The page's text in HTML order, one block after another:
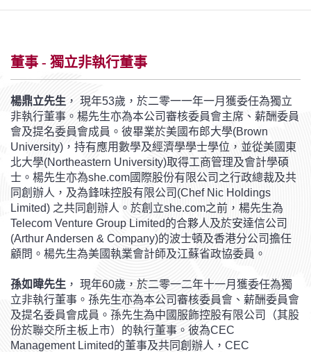
董事 - 獨立非執行董事
楊鼎立先生 ， 現年53歲，於二零一一年一月獲委任為獨立
非執行董事。楊先生亦為本公司審核委員會主席、薪酬委員
會及提名委員會成員。彼畢業於美國布郎大學(Brown
University)，持有應用數學及經濟學學士學位，並從美國東
北大學(Northeastern University)取得工商管理及會計學碩
士。楊先生亦為she.com國際股份有限公司之行政總裁及共
同創辦人，及為鋒味控股有限公司(Chef Nic Holdings
Limited) 之共同創辦人。於創立she.com之前，楊先生為
Telecom Venture Group Limited的合夥人及於安達信公司
(Arthur Andersen & Company)的波士頓及香港分公司擔任
顧問。楊先生為美國執業會計師及江蘇省政協委員。
孫如暐先生 ， 現年60歲，於二零一二年十一月獲委任為獨
立非執行董事。孫先生亦為本公司審核委員會、薪酬委員會
及提名委員會成員。孫先生為中國服飾控股有限公司（其股
份於聯交所主板上市）的執行董事。彼為CEC
Management Limited的董事及共同創辦人，CEC